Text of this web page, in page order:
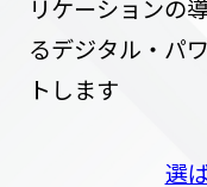
DX導入支援
SAP導入支援
お知らせ
リケーションの
るデジタル・パ
トします
選